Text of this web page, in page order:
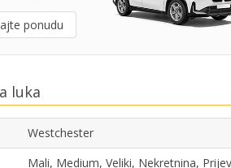
ponudu
luka
Westchester
Mali, Medium, Veliki, Nekretnina,